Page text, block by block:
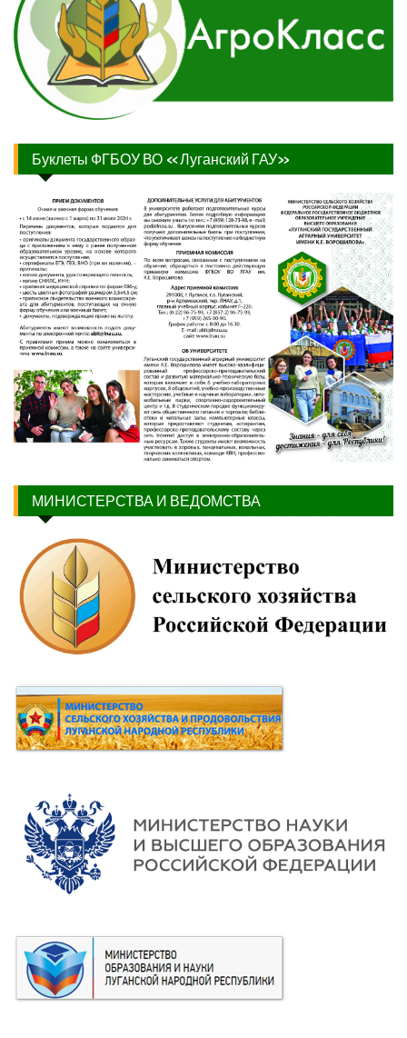
Буклеты ФГБОУ ВО «Луганский ГАУ»
МИНИСТЕРСТВА И ВЕДОМСТВА